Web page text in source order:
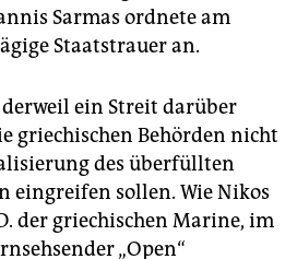
Sarmas ordnete am
Staatstrauer an.
ein Streit darüber
griechischen Behörden nicht
des überfüllten
eingreifen sollen. Wie Nikos
der griechischen Marine, im
„Open“